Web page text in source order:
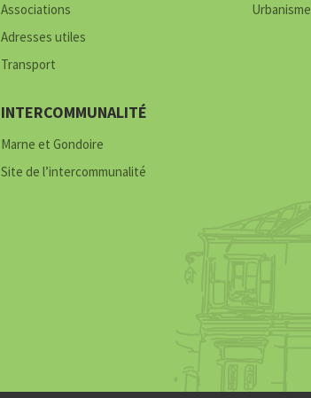
Associations
Adresses utiles
Transport
INTERCOMMUNALITÉ
Marne et Gondoire
Site de l’intercommunalité
Urbanisme